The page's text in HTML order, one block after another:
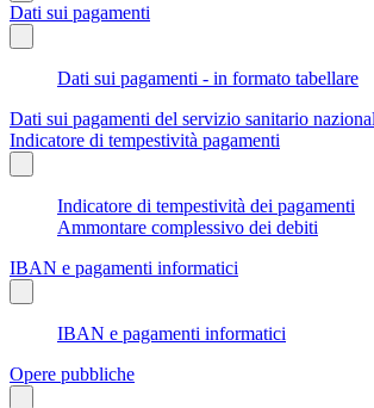
Dati sui pagamenti
Dati sui pagamenti - in formato tabellare
Dati sui pagamenti del servizio sanitario
Indicatore di tempestività pagamenti
Indicatore di tempestività dei pagamenti
Ammontare complessivo dei debiti
IBAN e pagamenti informatici
IBAN e pagamenti informatici
Opere pubbliche